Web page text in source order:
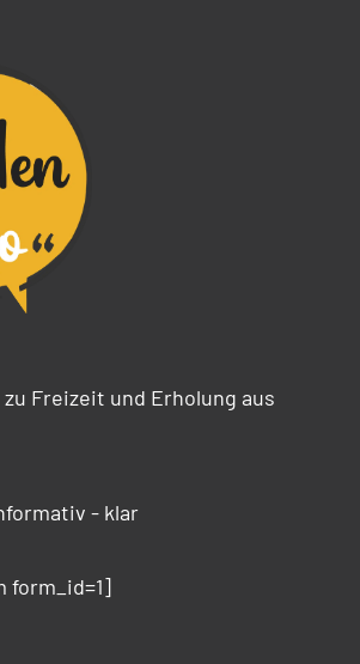
Freizeit und Erholung aus
- klar
form_id=1]